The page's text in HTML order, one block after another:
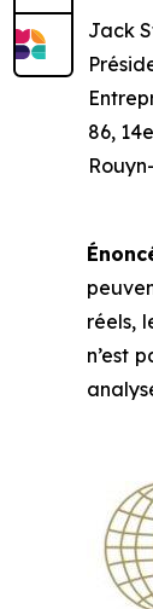
Jack
86,
réels,
n’est